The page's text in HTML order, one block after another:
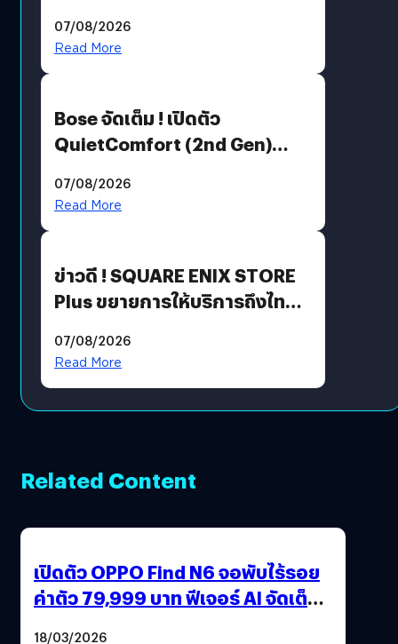
มีภาษาไทยด้วย
07/08/2026
Read More
Bose จัดเต็ม ! เปิดตัว
QuietComfort (2nd Gen)
07/08/2026
Read More
ข่าวดี ! SQUARE ENIX STORE
Plus ขยายการให้บริการถึงไทย
โดยตรง
07/08/2026
Read More
Related Content
เปิดตัว OPPO Find N6 จอพับไร้รอย
ค่าตัว 79,999 บาท ฟีเจอร์ AI จัดเต็ม
18/03/2026